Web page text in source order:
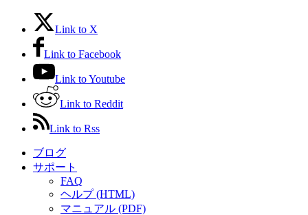
Link to X
Link to Facebook
Link to Youtube
Link to Reddit
Link to Rss
ブログ
サポート
FAQ
ヘルプ (HTML)
マニュアル (PDF)